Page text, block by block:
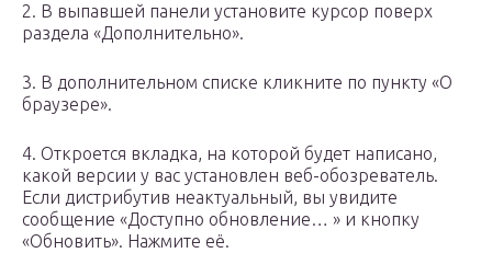
2. В выпавшей панели установите курсор поверх
раздела «Дополнительно».
3. В дополнительном списке кликните по пункту «О
браузере».
4. Откроется вкладка, на которой будет написано,
какой версии у вас установлен веб-обозреватель.
Если дистрибутив неактуальный, вы увидите
сообщение «Доступно обновление… » и кнопку
«Обновить». Нажмите её.